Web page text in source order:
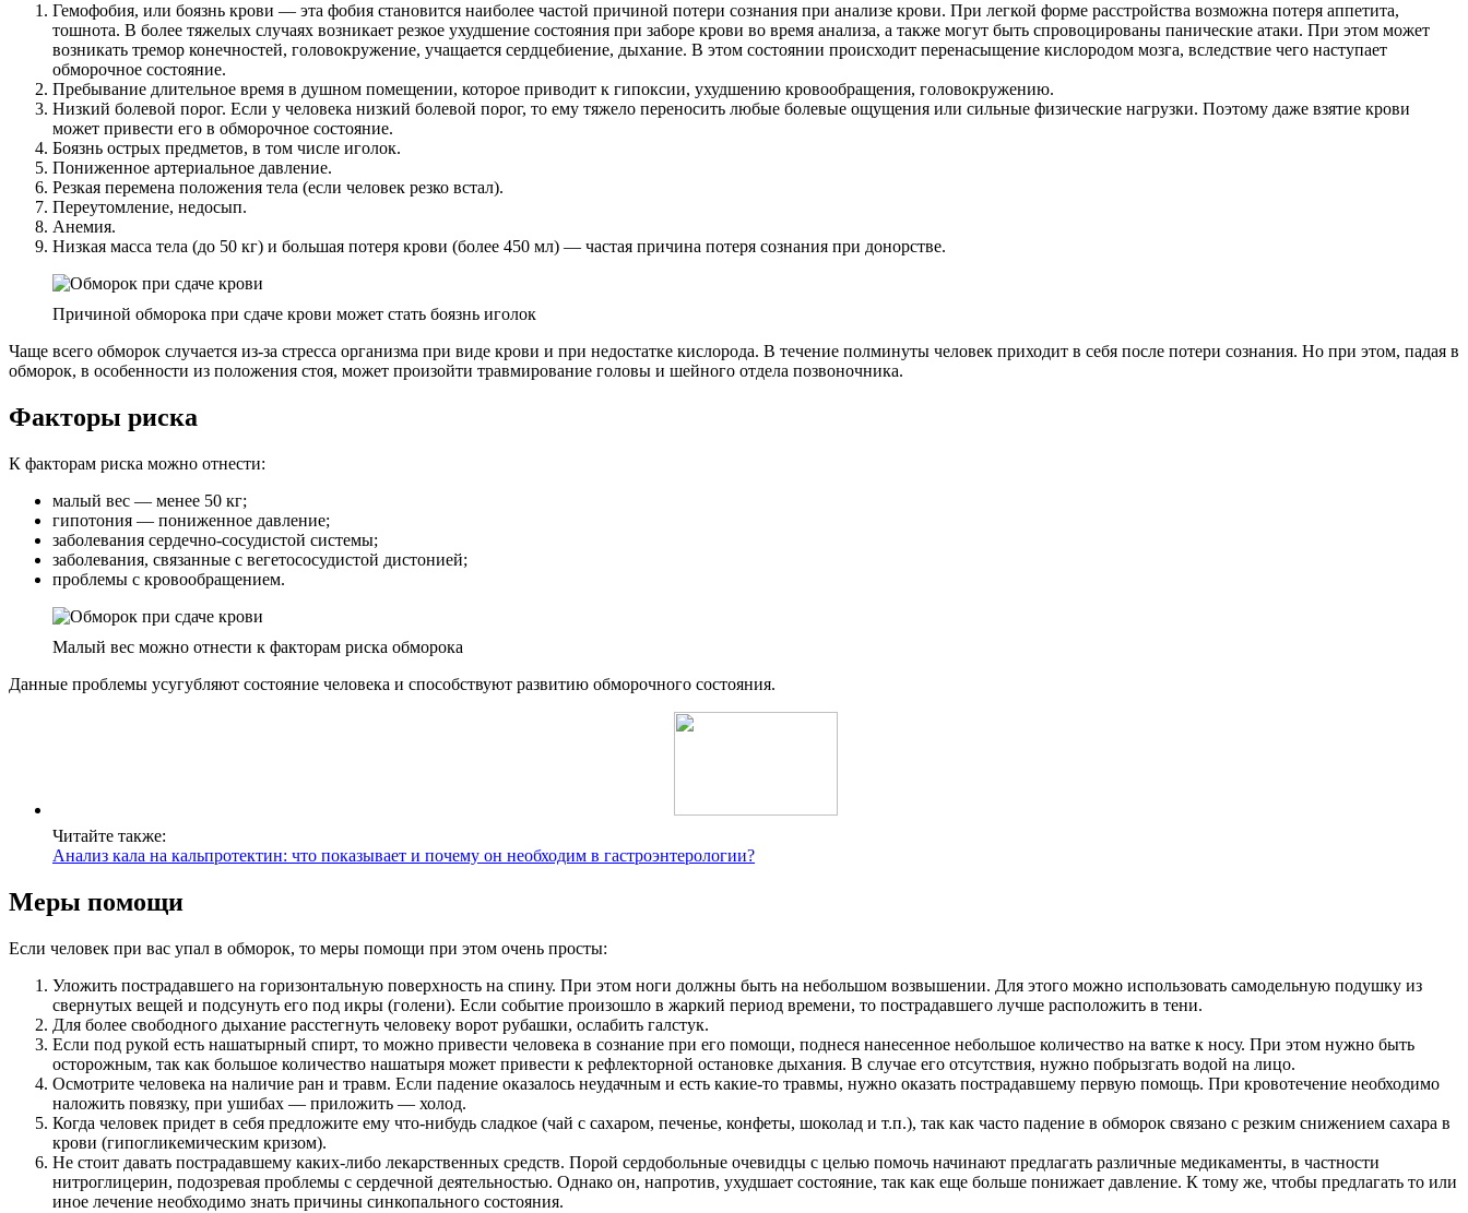
Гемофобия, или боязнь крови — эта фобия становится наиболее частой причиной потери сознания при анализе крови. При легкой форме расстройства возможна потеря аппетита,
тошнота. В более тяжелых случаях возникает резкое ухудшение состояния при заборе крови во время анализа, а также могут быть спровоцированы панические атаки. При этом может
возникать тремор конечностей, головокружение, учащается сердцебиение, дыхание. В этом состоянии происходит перенасыщение кислородом мозга, вследствие чего наступает
обморочное состояние.
Пребывание длительное время в душном помещении, которое приводит к гипоксии, ухудшению кровообращения, головокружению.
Низкий болевой порог. Если у человека низкий болевой порог, то ему тяжело переносить любые болевые ощущения или сильные физические нагрузки. Поэтому даже взятие крови
может привести его в обморочное состояние.
Боязнь острых предметов, в том числе иголок.
Пониженное артериальное давление.
Резкая перемена положения тела (если человек резко встал).
Переутомление, недосып.
Анемия.
Низкая масса тела (до 50 кг) и большая потеря крови (более 450 мл) — частая причина потеря сознания при донорстве.
Причиной обморока при сдаче крови может стать боязнь иголок
Чаще всего обморок случается из-за стресса организма при виде крови и при недостатке кислорода. В течение полминуты человек приходит в себя после потери сознания. Но при этом, падая в
обморок, в особенности из положения стоя, может произойти травмирование головы и шейного отдела позвоночника.
Факторы риска
К факторам риска можно отнести:
малый вес — менее 50 кг;
гипотония — пониженное давление;
заболевания сердечно-сосудистой системы;
заболевания, связанные с вегетососудистой дистонией;
проблемы с кровообращением.
Малый вес можно отнести к факторам риска обморока
Данные проблемы усугубляют состояние человека и способствуют развитию обморочного состояния.
Читайте также:
Анализ кала на кальпротектин: что показывает и почему он необходим в гастроэнтерологии?
Меры помощи
Если человек при вас упал в обморок, то меры помощи при этом очень просты:
Уложить пострадавшего на горизонтальную поверхность на спину. При этом ноги должны быть на небольшом возвышении. Для этого можно использовать самодельную подушку из
свернутых вещей и подсунуть его под икры (голени). Если событие произошло в жаркий период времени, то пострадавшего лучше расположить в тени.
Для более свободного дыхание расстегнуть человеку ворот рубашки, ослабить галстук.
Если под рукой есть нашатырный спирт, то можно привести человека в сознание при его помощи, поднеся нанесенное небольшое количество на ватке к носу. При этом нужно быть
осторожным, так как большое количество нашатыря может привести к рефлекторной остановке дыхания. В случае его отсутствия, нужно побрызгать водой на лицо.
Осмотрите человека на наличие ран и травм. Если падение оказалось неудачным и есть какие-то травмы, нужно оказать пострадавшему первую помощь. При кровотечение необходимо
наложить повязку, при ушибах — приложить — холод.
Когда человек придет в себя предложите ему что-нибудь сладкое (чай с сахаром, печенье, конфеты, шоколад и т.п.), так как часто падение в обморок связано с резким снижением сахара в
крови (гипогликемическим кризом).
Не стоит давать пострадавшему каких-либо лекарственных средств. Порой сердобольные очевидцы с целью помочь начинают предлагать различные медикаменты, в частности
нитроглицерин, подозревая проблемы с сердечной деятельностью. Однако он, напротив, ухудшает состояние, так как еще больше понижает давление. К тому же, чтобы предлагать то или
иное лечение необходимо знать причины синкопального состояния.